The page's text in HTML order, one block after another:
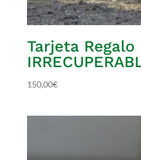
Tarjeta Regalo
150,00€